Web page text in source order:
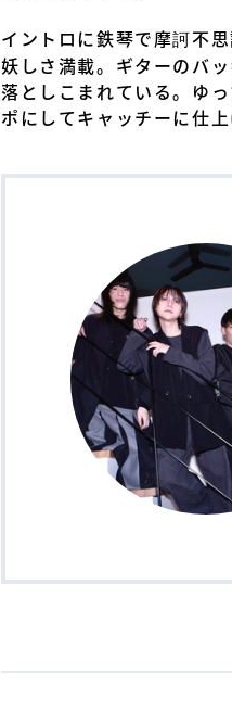
イントロに鉄琴で摩訶不
妖しさ満載。ギターのバ
落としこまれている。ゆ
ポにしてキャッチーに仕上